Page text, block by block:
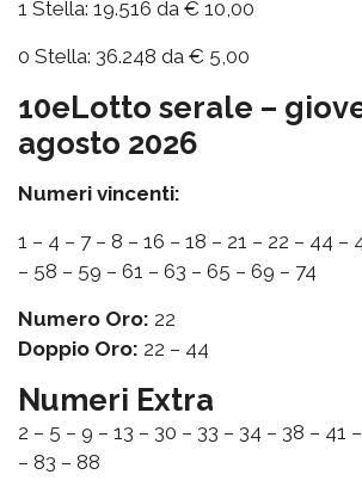
1 Stella: 19.516 da € 10,00
0 Stella: 36.248 da € 5,00
10eLotto serale –
agosto 2026
Numeri vincenti:
1 – 4 – 7 – 8 – 16 – 18 – 21 – 22 – 44 –
– 58 – 59 – 61 – 63 – 65 – 69 – 74
Numero Oro: 22
Doppio Oro: 22 – 44
Numeri Extra
2 – 5 – 9 – 13 – 30 – 33 – 34 – 38 – 41
– 83 – 88